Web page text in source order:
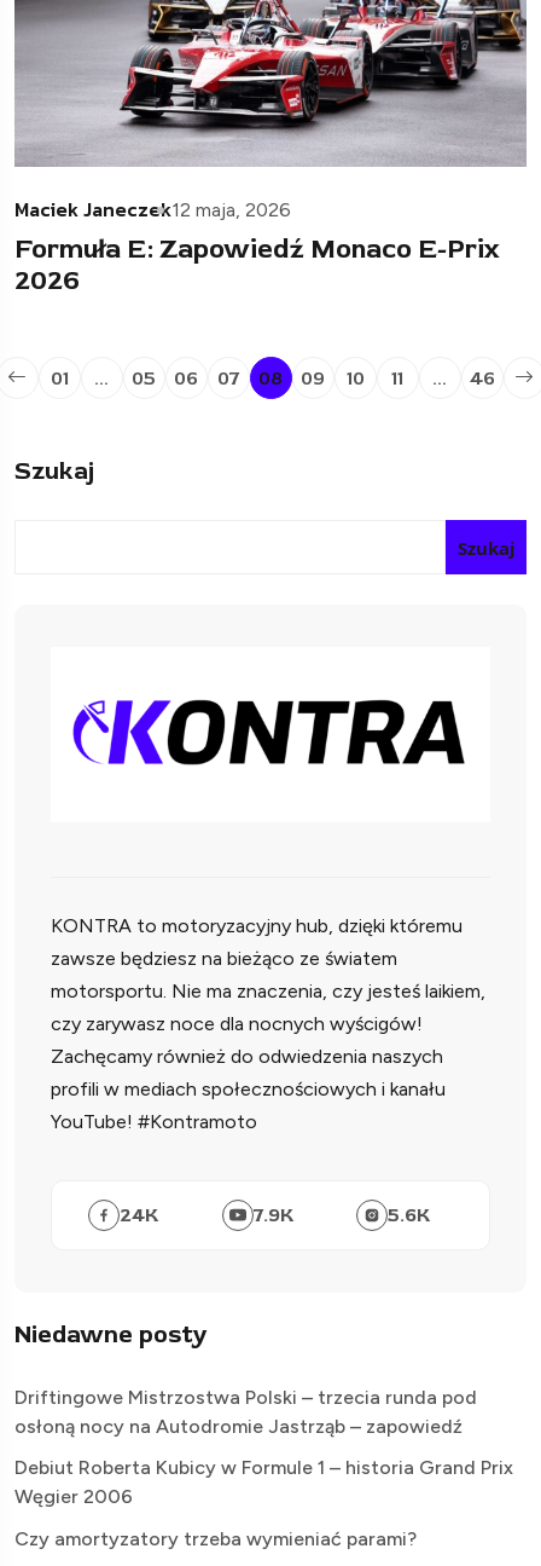
Maciek Janeczek12 maja, 2026
Formuła E: Zapowiedź Monaco E-Prix
2026
01 … 05 06 07 08 09 10 11 … 46
Szukaj
Szukaj
KONTRA to motoryzacyjny hub, dzięki któremu
zawsze będziesz na bieżąco ze światem
motorsportu. Nie ma znaczenia, czy jesteś laikiem,
czy zarywasz noce dla nocnych wyścigów!
Zachęcamy również do odwiedzenia naszych
profili w mediach społecznościowych i kanału
YouTube! #Kontramoto
24K 7.9K 5.6K
Niedawne posty
Driftingowe Mistrzostwa Polski – trzecia runda pod
osłoną nocy na Autodromie Jastrząb – zapowiedź
Debiut Roberta Kubicy w Formule 1 – historia Grand Prix
Węgier 2006
Czy amortyzatory trzeba wymieniać parami?